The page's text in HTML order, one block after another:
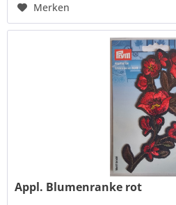
Merken
Appl. Blumenranke rot